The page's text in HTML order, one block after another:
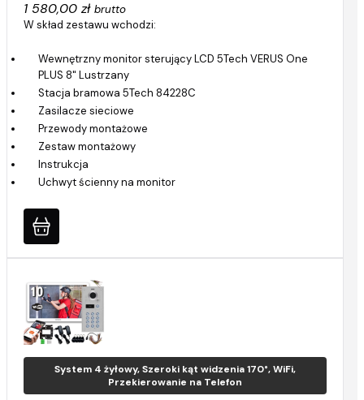
1 580,00 zł brutto
W skład zestawu wchodzi:
Wewnętrzny monitor sterujący LCD 5Tech VERUS One
PLUS 8" Lustrzany
Stacja bramowa 5Tech 84228C
Zasilacze sieciowe
Przewody montażowe
Zestaw montażowy
Instrukcja
Uchwyt ścienny na monitor
System 4 żyłowy, Szeroki kąt widzenia 170°, WiFi,
Przekierowanie na Telefon